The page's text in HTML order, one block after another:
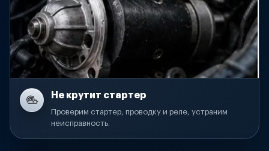
Не крутит стартер
Проверим стартер, проводку и реле, устраним
неисправность.